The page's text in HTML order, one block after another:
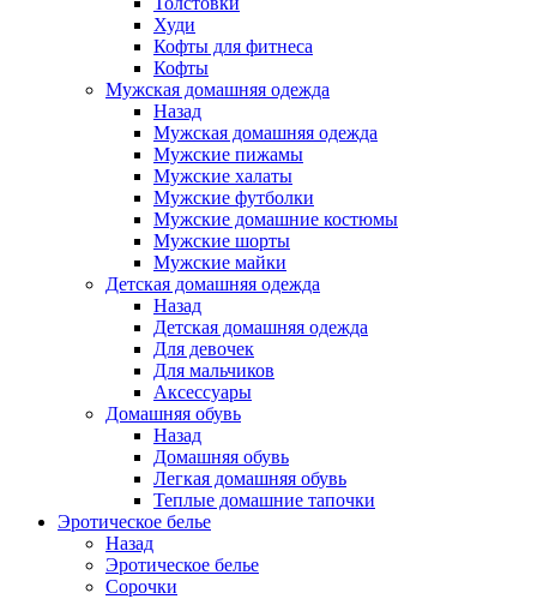
Худи
Кофты для фитнеса
Кофты
Мужская домашняя одежда
Назад
Мужская домашняя одежда
Мужские пижамы
Мужские халаты
Мужские футболки
Мужские домашние костюмы
Мужские шорты
Мужские майки
Детская домашняя одежда
Назад
Детская домашняя одежда
Для девочек
Для мальчиков
Аксессуары
Домашняя обувь
Назад
Домашняя обувь
Легкая домашняя обувь
Теплые домашние тапочки
Эротическое белье
Назад
Эротическое белье
Сорочки